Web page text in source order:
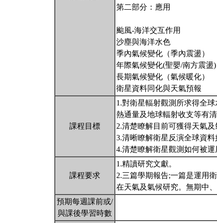
第二部分：應用
颱風-海洋交互作用
沙塵與海洋水色
季內氣候變化（季內震盪）
年際氣候變化(聖嬰/南方震盪)
長期氣候變化（氣候暖化）
衛星資料同化與天氣預報
課程目標
1.對衛星輻射觀測所求得全
熱通量及地球輻射收支等有
2.清楚瞭解目前可獲得天氣
3.清晰瞭解衛星反演全球資
4.清楚瞭解衛星觀測如何被
課程要求
1.精讀研究文獻。
2.三篇學期報告;一篇是運用
在天氣及氣候研究。無期中
預期每週課前或/
與課後學習時數